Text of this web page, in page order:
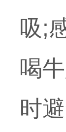
吸;
喝
时